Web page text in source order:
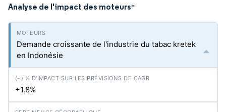
Analyse de l'impact des moteurs*
Demande croissante de l'industrie du tabac kretek
en Indonésie
+1.8%